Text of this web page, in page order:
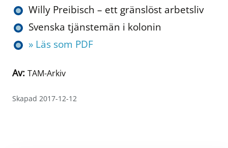
Willy Preibisch – ett gränslöst arbetsliv
Svenska tjänstemän i kolonin
» Läs som PDF
Av: TAM-Arkiv
Skapad 2017-12-12